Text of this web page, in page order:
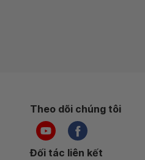
Theo dõi chúng tôi
Đối tác liên kết